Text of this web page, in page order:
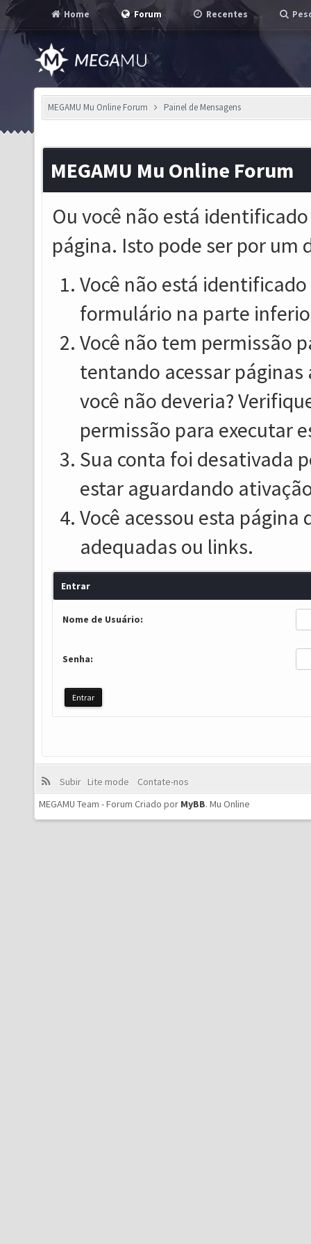
Home Forum Recentes
MEGAMU Mu Online Forum Painel de Mensagens
MEGAMU Mu Online Forum
Ou você não está
página. Isto pode ser por um
Você não está
formulário na parte
Você não tem permissão
tentando acessar
você não deveria?
permissão para executar
Sua conta foi desativada
estar aguardando
Você acessou esta
adequadas ou links.
Entrar
Nome de Usuário:
Senha:
Subir Lite mode
Contate-nos
MEGAMU Team - Forum Criado por MyBB. Mu Online